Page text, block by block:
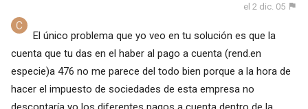
el 2 dic. 05
El único problema que yo veo en tu solución es que la
cuenta que tu das en el haber al pago a cuenta (rend.en
especie)a 476 no me parece del todo bien porque a la hora de
hacer el impuesto de sociedades de esta empresa no